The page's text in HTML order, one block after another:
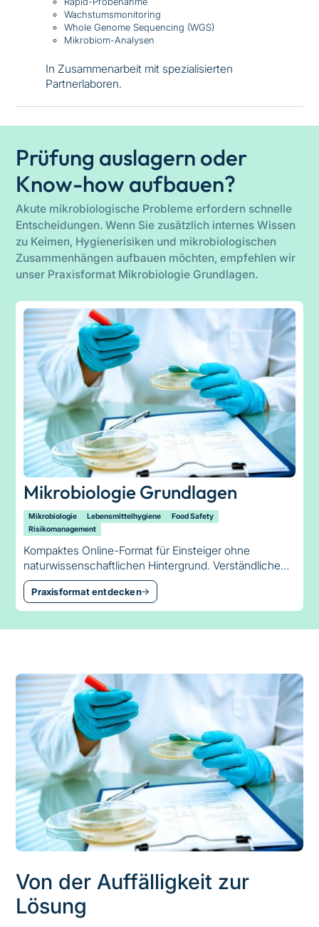
Wachstumsmonitoring
Whole Genome Sequencing (WGS)
Mikrobiom-Analysen
In Zusammenarbeit mit spezialisierten
Partnerlaboren.
Prüfung auslagern oder
Know-how aufbauen?
Akute mikrobiologische Probleme erfordern schnelle
Entscheidungen. Wenn Sie zusätzlich internes Wissen
zu Keimen, Hygienerisiken und mikrobiologischen
Zusammenhängen aufbauen möchten, empfehlen wir
unser Praxisformat Mikrobiologie Grundlagen.
Mikrobiologie Grundlagen
Mikrobiologie Lebensmittelhygiene
Food Safety
Risikomanagement
Kompaktes Online-Format für Einsteiger ohne
naturwissenschaftlichen Hintergrund. Verständliche
Einführung in Bakterien, Keimzahlen,
Temperaturführung und Mindesthaltbarkeit.
Praxisformat entdecken
Von der Auffälligkeit zur
Lösung